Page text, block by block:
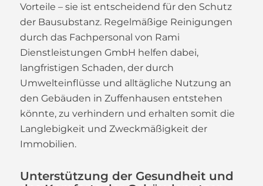
Vorteile – sie ist entscheidend für den Schutz
der Bausubstanz. Regelmäßige Reinigungen
durch das Fachpersonal von Rami
Dienstleistungen GmbH helfen dabei,
langfristigen Schaden, der durch
Umwelteinflüsse und alltägliche Nutzung an
den Gebäuden in Zuffenhausen entstehen
könnte, zu verhindern und erhalten somit die
Langlebigkeit und Zweckmäßigkeit der
Immobilien.
Unterstützung der Gesundheit und